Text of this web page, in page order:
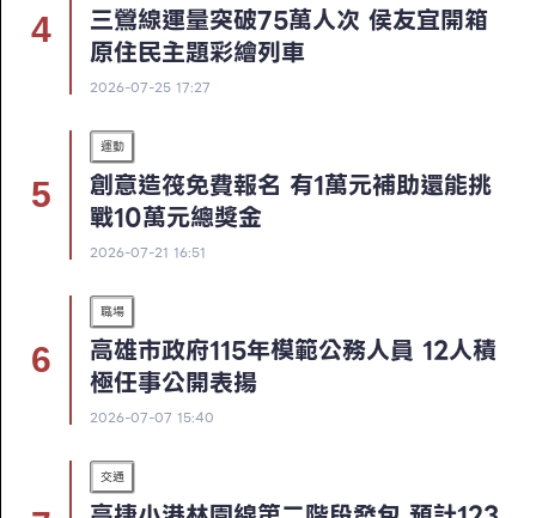
三鶯線運量突破75萬人次 侯友宜開箱
原住民主題彩繪列車
2026-07-25 17:27
運動
創意造筏免費報名 有1萬元補助還能挑
戰10萬元總獎金
2026-07-21 16:51
職場
高雄市政府115年模範公務人員 12人積
極任事公開表揚
2026-07-07 15:40
交通